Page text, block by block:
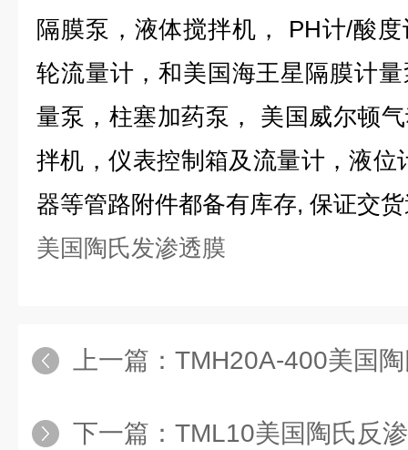
隔膜泵，液体搅拌机， PH计/酸
轮流量计，和美国海王星隔膜计
量泵，柱塞加药泵， 美国威尔顿
拌机，仪表控制箱及流量计，液位
器等管路附件都备有库存, 保证交
美国陶氏发渗透膜
上一篇： TMH20A-400美国
下一篇： TML10美国陶氏反